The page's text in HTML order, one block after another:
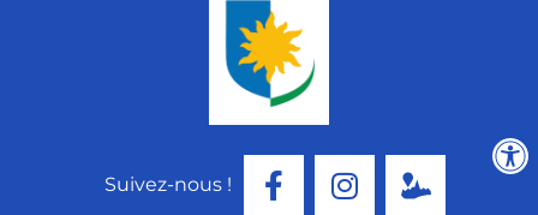
Suivez-nous !